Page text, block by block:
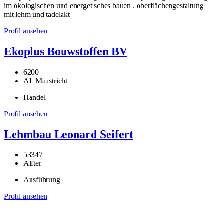
im ökologischen und energetisches bauen . oberflächengestaltung
mit lehm und tadelakt
Profil ansehen
Ekoplus Bouwstoffen BV
6200
AL Maastricht
Handel
Profil ansehen
Lehmbau Leonard Seifert
53347
Alfter
Ausführung
Profil ansehen